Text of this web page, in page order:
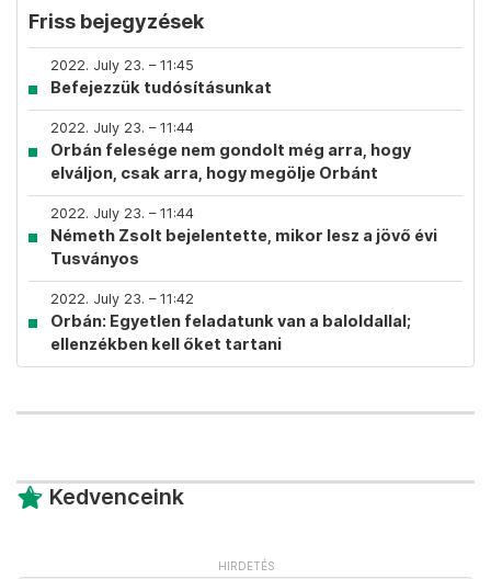
Friss bejegyzések
2022. July 23. – 11:45
Befejezzük tudósításunkat
2022. July 23. – 11:44
Orbán felesége nem gondolt még arra, hogy
elváljon, csak arra, hogy megölje Orbánt
2022. July 23. – 11:44
Németh Zsolt bejelentette, mikor lesz a jövő évi
Tusványos
2022. July 23. – 11:42
Orbán: Egyetlen feladatunk van a baloldallal;
ellenzékben kell őket tartani
Kedvenceink